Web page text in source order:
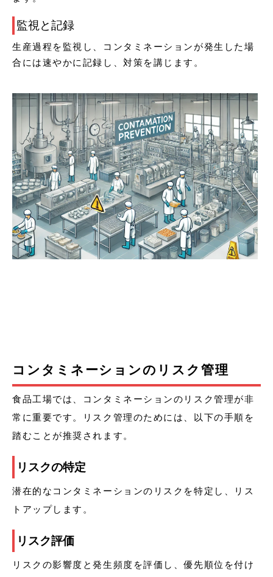
監視と記録
生産過程を監視し、コンタミネーションが発生した場
合には速やかに記録し、対策を講じます。
コンタミネーションのリスク管理
食品工場では、コンタミネーションのリスク管理が非
常に重要です。リスク管理のためには、以下の手順を
踏むことが推奨されます。
リスクの特定
潜在的なコンタミネーションのリスクを特定し、リス
トアップします。
リスク評価
リスクの影響度と発生頻度を評価し、優先順位を付け